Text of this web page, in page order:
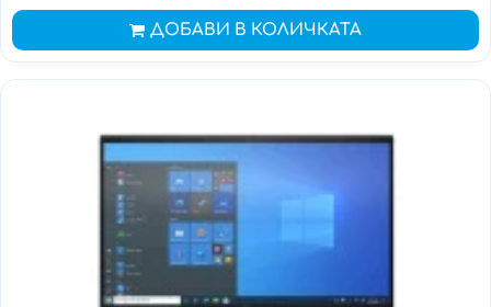
ДОБАВИ В КОЛИЧКАТА